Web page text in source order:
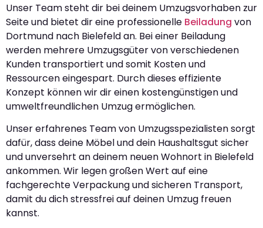
Unser Team steht dir bei deinem Umzugsvorhaben zur
Seite und bietet dir eine professionelle Beiladung von
Dortmund nach Bielefeld an. Bei einer Beiladung
werden mehrere Umzugsgüter von verschiedenen
Kunden transportiert und somit Kosten und
Ressourcen eingespart. Durch dieses effiziente
Konzept können wir dir einen kostengünstigen und
umweltfreundlichen Umzug ermöglichen.
Unser erfahrenes Team von Umzugsspezialisten sorgt
dafür, dass deine Möbel und dein Haushaltsgut sicher
und unversehrt an deinem neuen Wohnort in Bielefeld
ankommen. Wir legen großen Wert auf eine
fachgerechte Verpackung und sicheren Transport,
damit du dich stressfrei auf deinen Umzug freuen
kannst.